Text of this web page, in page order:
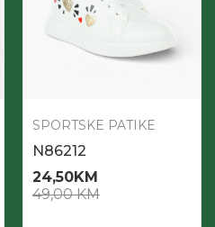
SPORTSKE PATIKE
N86212
24,50KM
49,00KM